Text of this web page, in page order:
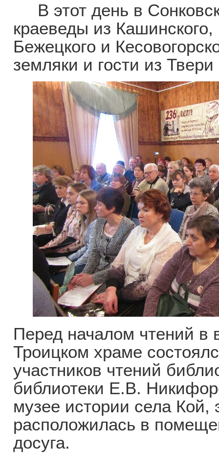
В этот день в
краеведы из Кашинского,
Бежецкого и
земляки и гости из
Перед началом чтений в
Троицком храме
участников чтений
библиотеки Е.В.
музее истории села Кой,
расположилась в
досуга.